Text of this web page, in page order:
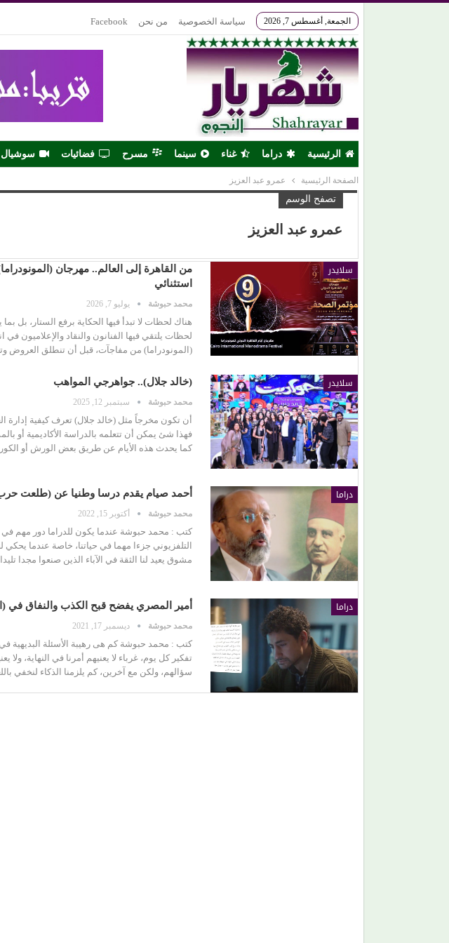
الجمعة, أغسطس 7, 2026 سياسة الخصوصية من نحن Facebook
الرئيسية دراما غناء سينما مسرح فضائيات سوشيال
الصفحة الرئيسية عمرو عبد العزيز
تصفح الوسم
عمرو عبد العزيز
سلايدر
من القاهرة إلى العالم.. مهرجان
استثنائي
محمد حبوشة يوليو 7, 2026
هناك لحظات لا تبدأ فيها الحكاية برفع الستار، بل
لحظات يلتقي فيها الفنانون والنقاد والإعلاميون في
(المونودراما) من مفاجآت، قبل أن تنطلق العروض
سلايدر (خالد جلال).. جواهرجي المواهب
محمد حبوشة سبتمبر 12, 2025
أن تكون مخرجاً مثل (خالد جلال) تعرف كيفية إدارة
فهذا شئ يمكن أن تتعلمه بالدراسة الأكاديمية أو
كما يحدث هذه الأيام عن طريق بعض الورش أو
دراما أحمد صيام يقدم درسا وطنيا عن (طلعت
محمد حبوشة أكتوبر 15, 2022
كتب : محمد حبوشة عندما يكون للدراما دور مهم في
التلفزيوني جزءا مهما في حياتنا، خاصة عندما
مشوق يعيد لنا الثقة في الآباء الذين صنعوا مجدا
دراما أمير المصري يفضح قبح الكذب والنفاق في
محمد حبوشة ديسمبر 17, 2021
كتب : محمد حبوشة كم هى رهيبة الأسئلة البديهية
تفكير كل يوم، غرباء لا يعنيهم أمرنا في النهاية، ولا
سؤالهم، ولكن مع آخرين، كم يلزمنا الذكاء لنخفي
من (حمانا) إلى القلوب.. (بلقيس) تغني للأمهات في (زهر
عذوبة ورومانسية